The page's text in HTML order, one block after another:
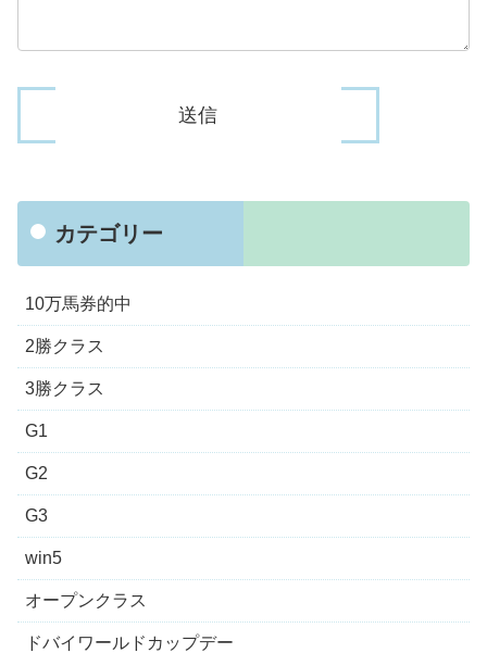
カテゴリー
10万馬券的中
2勝クラス
3勝クラス
G1
G2
G3
win5
オープンクラス
ドバイワールドカップデー